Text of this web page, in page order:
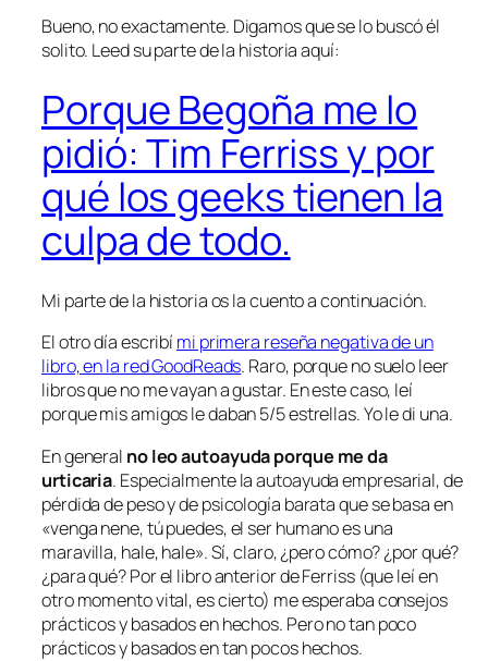
Bueno, no exactamente. Digamos que se lo buscó él
solito. Leed su parte de la historia aquí:
Porque Begoña me lo
pidió: Tim Ferriss y por
qué los geeks tienen la
culpa de todo.
Mi parte de la historia os la cuento a continuación.
El otro día escribí mi primera reseña negativa de un
libro, en la red GoodReads. Raro, porque no suelo leer
libros que no me vayan a gustar. En este caso, leí
porque mis amigos le daban 5/5 estrellas. Yo le di una.
En general no leo autoayuda porque me da
urticaria. Especialmente la autoayuda empresarial, de
pérdida de peso y de psicología barata que se basa en
«venga nene, tú puedes, el ser humano es una
maravilla, hale, hale». Sí, claro, ¿pero cómo? ¿por qué?
¿para qué? Por el libro anterior de Ferriss (que leí en
otro momento vital, es cierto) me esperaba consejos
prácticos y basados en hechos. Pero no tan poco
prácticos y basados en tan pocos hechos.